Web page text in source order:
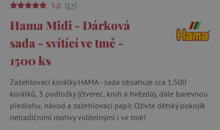
5,0 (1+)
Hama Midi - Dárková
sada - svítící ve tmě -
1500 ks
Zažehlovací korálky HAMA - sada obsahuje cca 1.500
korálků, 3 podložky (čtverec, kruh a hvězda), dále barevnou
předlohu, návod a zažehlovací papír. Oživte dětský pokojík
netradičními motivy viditelnými i ve tmě!